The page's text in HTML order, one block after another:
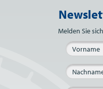
Bitte nicht ausfüllen.
Melden Sie